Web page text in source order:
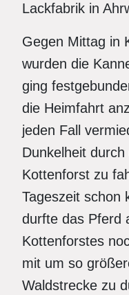
Lackfabrik in
Gegen Mittag in
wurden die
ging
die Heimfahrt
jeden Fall
Dunkelheit
Kottenforst zu
Tageszeit schon
durfte das Pferd
Kottenforstes
mit um so
Waldstrecke zu